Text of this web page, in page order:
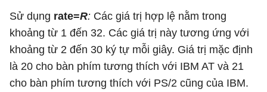
Sử dụng rate=R: Các giá trị hợp lệ nằm trong
khoảng từ 1 đến 32. Các giá trị này tương ứng với
khoảng từ 2 đến 30 ký tự mỗi giây. Giá trị mặc định
là 20 cho bàn phím tương thích với IBM AT và 21
cho bàn phím tương thích với PS/2 cũng của IBM.